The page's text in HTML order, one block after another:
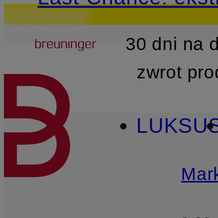
PRZEJDŹ DO GŁÓWNEJ
Breuninger
30 dni na
zwrot